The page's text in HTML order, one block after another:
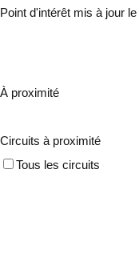
Point d'intérêt mis à jour le
À proximité
Circuits à proximité
Tous les circuits